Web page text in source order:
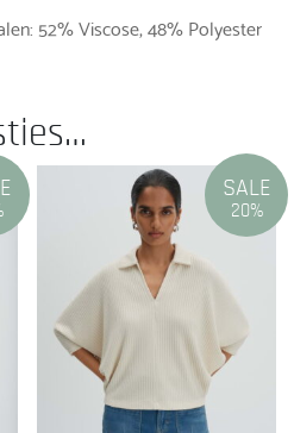
52% Viscose, 48% Polyester
SALE
20%